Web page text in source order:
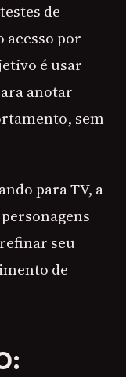
de
acesso por
é usar
anotar
sem
para TV, a
seu
de